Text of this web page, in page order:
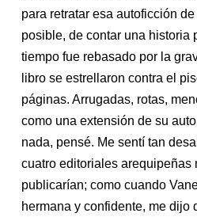
para retratar esa autoficción
posible, de contar una historia
tiempo fue rebasado por la
libro se estrellaron contra el
páginas. Arrugadas, rotas,
como una extensión de su
nada, pensé. Me sentí tan
cuatro editoriales arequipeñas
publicarían; como cuando
hermana y confidente, me dijo